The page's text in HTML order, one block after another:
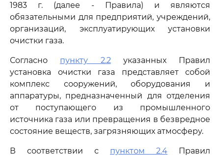
1983 г. (далее - Правила) и являются
обязательными для предприятий, учреждений,
организаций, эксплуатирующих установки
очистки газа.
Согласно пункту 2.2указанных Правил
установка очистки газа представляет собой
комплекс сооружений, оборудования и
аппаратуры, предназначенный для отделения
от поступающего из промышленного
источника газа или превращения в безвредное
состояние веществ, загрязняющих атмосферу.
В соответствии с пунктом 2.4 Правил